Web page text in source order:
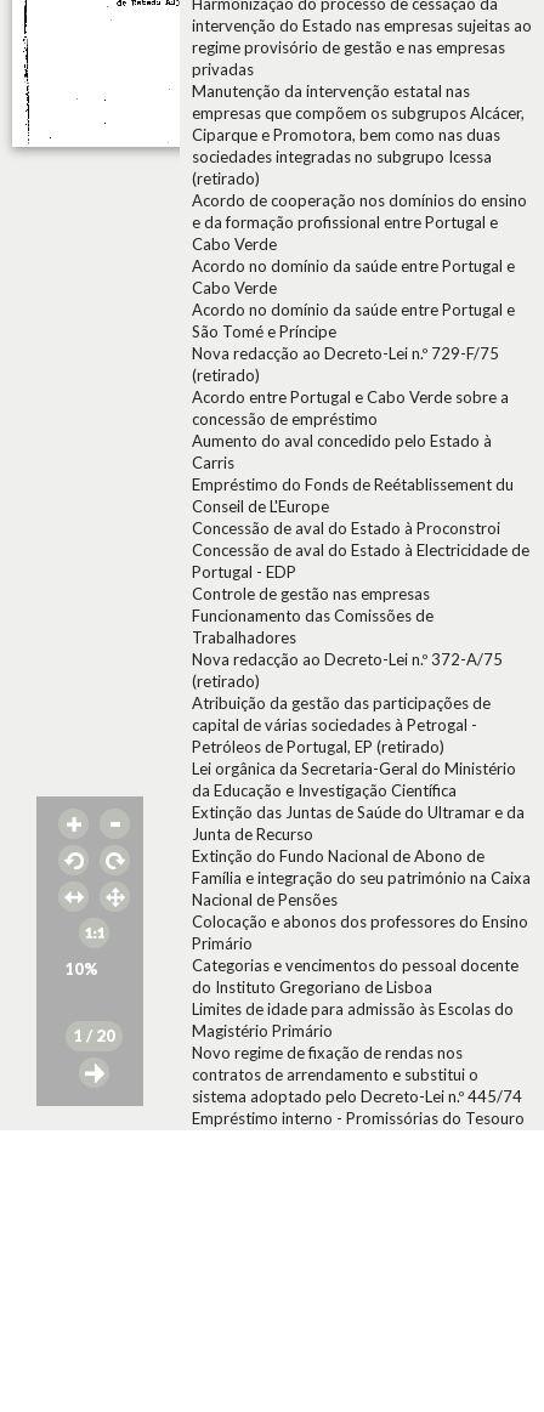
10%
1 / 20
intervenção do Estado nas empresas sujeitas ao
regime provisório de gestão e nas empresas
privadas
Manutenção da intervenção estatal nas
empresas que compõem os subgrupos Alcácer,
Ciparque e Promotora, bem como nas duas
sociedades integradas no subgrupo Icessa
(retirado)
Acordo de cooperação nos domínios do ensino
e da formação profissional entre Portugal e
Cabo Verde
Acordo no domínio da saúde entre Portugal e
Cabo Verde
Acordo no domínio da saúde entre Portugal e
São Tomé e Príncipe
Nova redacção ao Decreto-Lei n.º 729-F/75
(retirado)
Acordo entre Portugal e Cabo Verde sobre a
concessão de empréstimo
Aumento do aval concedido pelo Estado à
Carris
Empréstimo do Fonds de Reétablissement du
Conseil de L'Europe
Concessão de aval do Estado à Proconstroi
Concessão de aval do Estado à Electricidade de
Portugal - EDP
Controle de gestão nas empresas
Funcionamento das Comissões de
Trabalhadores
Nova redacção ao Decreto-Lei n.º 372-A/75
(retirado)
Atribuição da gestão das participações de
capital de várias sociedades à Petrogal -
Petróleos de Portugal, EP (retirado)
Lei orgânica da Secretaria-Geral do Ministério
da Educação e Investigação Científica
Extinção das Juntas de Saúde do Ultramar e da
Junta de Recurso
Extinção do Fundo Nacional de Abono de
Família e integração do seu património na Caixa
Nacional de Pensões
Colocação e abonos dos professores do Ensino
Primário
Categorias e vencimentos do pessoal docente
do Instituto Gregoriano de Lisboa
Limites de idade para admissão às Escolas do
Magistério Primário
Novo regime de fixação de rendas nos
contratos de arrendamento e substitui o
sistema adoptado pelo Decreto-Lei n.º 445/74
Empréstimo interno - Promissórias do Tesouro